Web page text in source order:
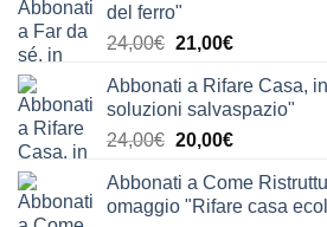
del ferro"
24,00€ Il
originale
era:
24,00€.
21,00€Il
attuale
è:
21,00€.
Abbonati a Rifare Casa,
soluzioni salvaspazio"
24,00€ Il
originale
era:
20,00€Il
attuale
è:
Abbonati a Come
omaggio "Rifare casa